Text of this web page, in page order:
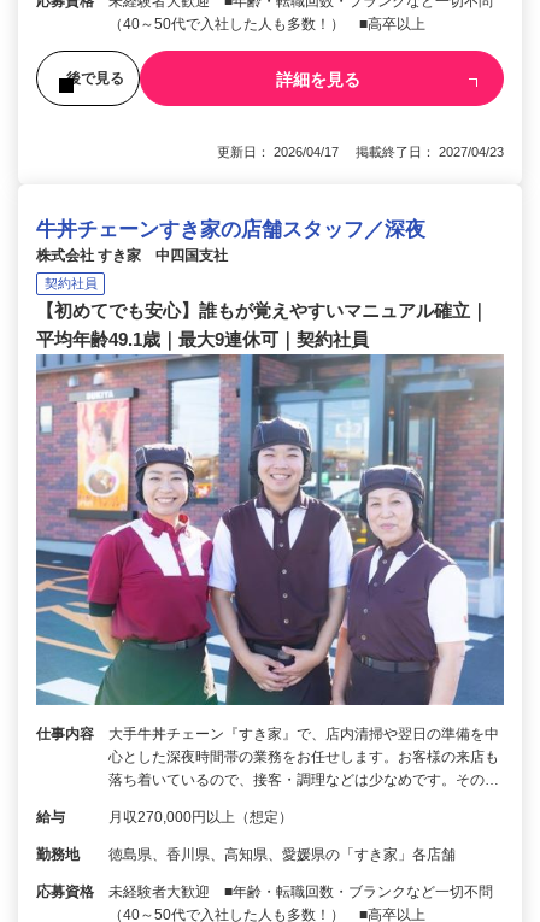
（40～50代で入社した人も多数！） ■高卒以上
後で見る 詳細を見る
更新日： 2026/04/17 掲載終了日： 2027/04/23
牛丼チェーンすき家の店舗スタッフ／深夜
株式会社 すき家 中四国支社
契約社員
【初めてでも安心】誰もが覚えやすいマニュアル確立｜
平均年齢49.1歳｜最大9連休可｜契約社員
仕事内容
大手牛丼チェーン『すき家』で、店内清掃や翌日の準備を中
心とした深夜時間帯の業務をお任せします。お客様の来店も
落ち着いているので、接客・調理などは少なめです。その…
給与 月収270,000円以上（想定）
勤務地 徳島県、香川県、高知県、愛媛県の「すき家」各店舗
応募資格
未経験者大歓迎 ■年齢・転職回数・ブランクなど一切不問
（40～50代で入社した人も多数！） ■高卒以上